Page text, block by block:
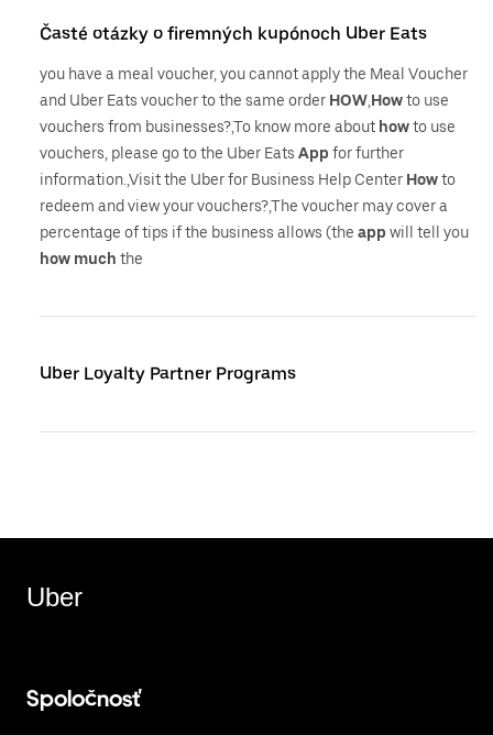
Časté otázky o firemných kupónoch Uber Eats
you have a meal voucher, you cannot apply the Meal Voucher
and Uber Eats voucher to the same order HOW Howto use
vouchers from businesses?,To know more about howto use
vouchers, please go to the Uber Eats App for further
information.,Visit the Uber for Business Help Center Howto
redeem and view your vouchers?,The voucher may cover a
percentage of tips if the business allows (the app will tell you
how much the
Uber Loyalty Partner Programs
Uber
Spoločnosť